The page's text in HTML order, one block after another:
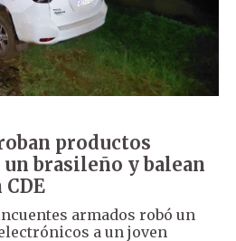
productos
brasileño y balean
armados robó un
a un joven